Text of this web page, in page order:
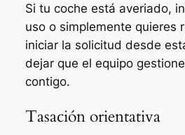
Si tu coche está averiado,
uso o simplemente quieres
iniciar la solicitud desde
dejar que el equipo
contigo.
Tasación orientativa